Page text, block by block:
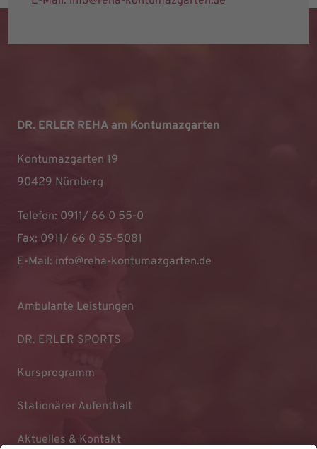
DR. ERLER REHA am Kontumazgarten
Kontumazgarten 19
90429 Nürnberg
Telefon: 0911/ 66 0 55-0
Fax: 0911/ 66 0 55-5081
E-Mail: info@reha-kontumazgarten.de
Ambulante Leistungen
DR. ERLER SPORTS
Kursprogramm
Stationärer Aufenthalt
Aktuelles & Kontakt